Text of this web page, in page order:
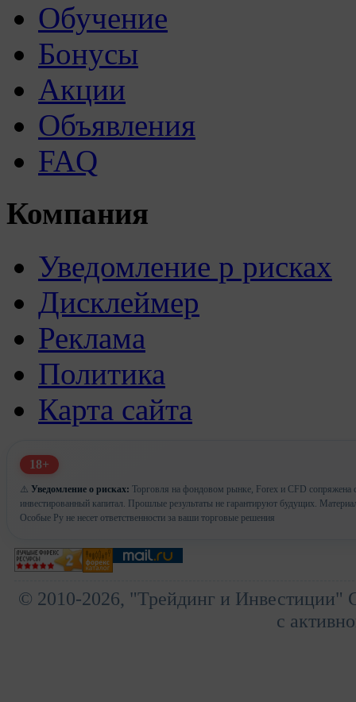
Обучение
Бонусы
Акции
Объявления
FAQ
Компания
Уведомление р рисках
Дисклеймер
Реклама
Политика
Карта сайта
18+
⚠️ Уведомление о рисках: Торговля на фондовом рынке, Forex и CFD сопряжена
инвестированный капитал. Прошлые результаты не гарантируют будущих.
Особые Ру не несет ответственности за ваши торговые решения
© 2010-2026, "Трейдинг и Инвестиции"
с